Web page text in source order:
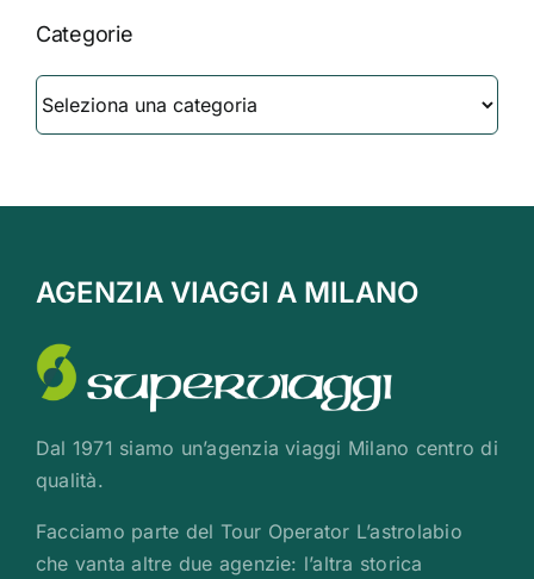
Categorie
Categorie
AGENZIA VIAGGI A MILANO
Dal 1971 siamo un’agenzia viaggi Milano centro di
qualità.
Facciamo parte del Tour Operator L’astrolabio
che vanta altre due agenzie: l’altra storica